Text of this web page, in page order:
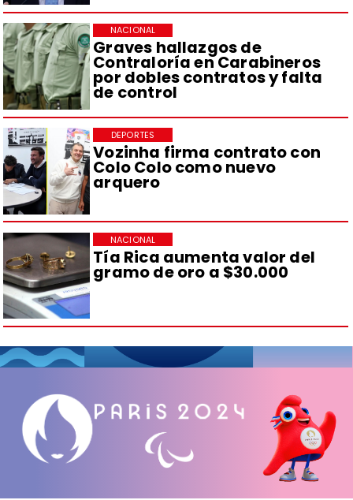
Graves hallazgos de
Contraloría en Carabineros
por dobles contratos y falta
de control
NACIONAL
Vozinha firma contrato con
Colo Colo como nuevo
arquero
DEPORTES
Tía Rica aumenta valor del
gramo de oro a $30.000
NACIONAL